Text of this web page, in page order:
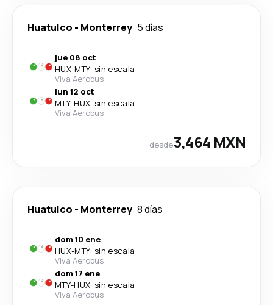
Huatulco - Monterrey 5 días
jue 08 oct
HUX-MTY· sin escala
Viva Aerobus
lun 12 oct
MTY-HUX· sin escala
Viva Aerobus
desde3,464 MXN
Huatulco - Monterrey 8 días
dom 10 ene
HUX-MTY· sin escala
Viva Aerobus
dom 17 ene
MTY-HUX· sin escala
Viva Aerobus